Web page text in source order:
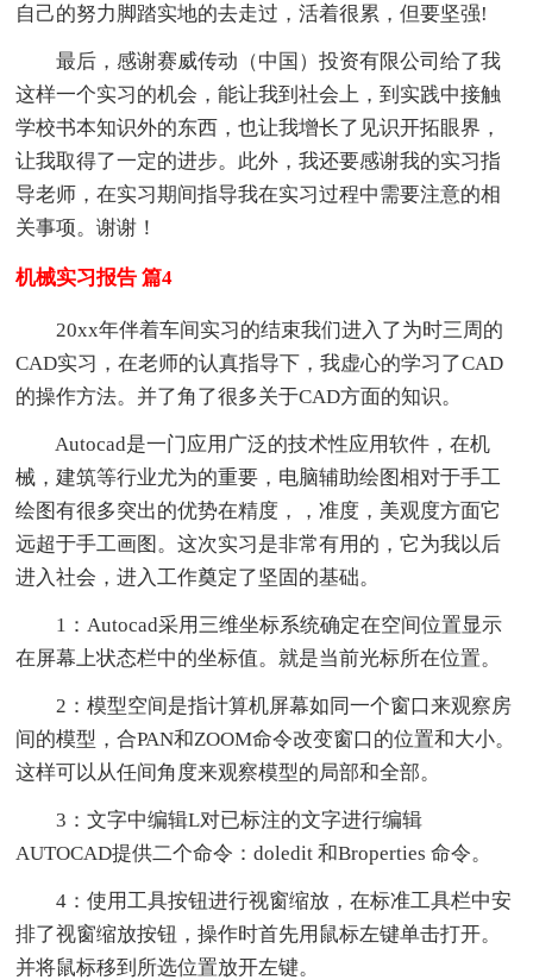
自己的努力脚踏实地的去走过，活着很累，但要坚强!
最后，感谢赛威传动（中国）投资有限公司给了我
这样一个实习的机会，能让我到社会上，到实践中接触
学校书本知识外的东西，也让我增长了见识开拓眼界，
让我取得了一定的进步。此外，我还要感谢我的实习指
导老师，在实习期间指导我在实习过程中需要注意的相
关事项。谢谢！
机械实习报告 篇4
20xx年伴着车间实习的结束我们进入了为时三周的
CAD实习，在老师的认真指导下，我虚心的学习了CAD
的操作方法。并了角了很多关于CAD方面的知识。
Autocad是一门应用广泛的技术性应用软件，在机
械，建筑等行业尤为的重要，电脑辅助绘图相对于手工
绘图有很多突出的优势在精度，，准度，美观度方面它
远超于手工画图。这次实习是非常有用的，它为我以后
进入社会，进入工作奠定了坚固的基础。
1：Autocad采用三维坐标系统确定在空间位置显示
在屏幕上状态栏中的坐标值。就是当前光标所在位置。
2：模型空间是指计算机屏幕如同一个窗口来观察房
间的模型，合PAN和ZOOM命令改变窗口的位置和大小。
这样可以从任间角度来观察模型的局部和全部。
3：文字中编辑L对已标注的文字进行编辑
AUTOCAD提供二个命令：doledit 和Broperties 命令。
4：使用工具按钮进行视窗缩放，在标准工具栏中安
排了视窗缩放按钮，操作时首先用鼠标左键单击打开。
并将鼠标移到所选位置放开左键。